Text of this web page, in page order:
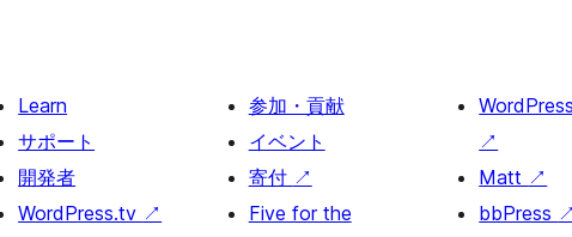
Learn
サポート
開発者
WordPress.tv ↗
参加・貢献
イベント
寄付 ↗
Five for the
↗
Matt ↗
bbPress ↗